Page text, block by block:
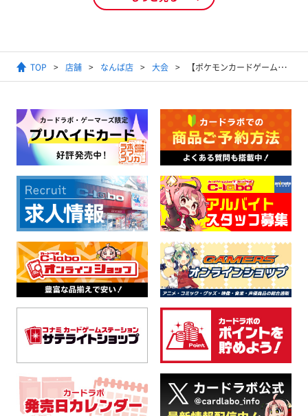
TOP 店舗 なんば店 大会 【ポケモンカードゲーム】ポケモンカードジム ジムバトル